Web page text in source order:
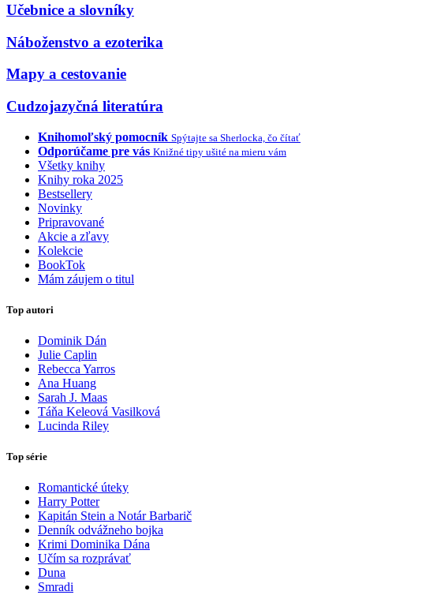
Učebnice a slovníky
Náboženstvo a ezoterika
Mapy a cestovanie
Cudzojazyčná literatúra
Knihomoľský pomocník Spýtajte sa Sherlocka, čo čítať
Odporúčame pre vás Knižné tipy ušité na mieru vám
Všetky knihy
Knihy roka 2025
Bestsellery
Novinky
Pripravované
Akcie a zľavy
Kolekcie
BookTok
Mám záujem o titul
Top autori
Dominik Dán
Julie Caplin
Rebecca Yarros
Ana Huang
Sarah J. Maas
Táňa Keleová Vasilková
Lucinda Riley
Top série
Romantické úteky
Harry Potter
Kapitán Stein a Notár Barbarič
Denník odvážneho bojka
Krimi Dominika Dána
Učím sa rozprávať
Duna
Smradi